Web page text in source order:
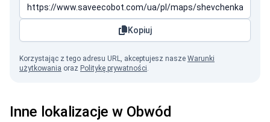
Kopiuj
Korzystając z tego adresu URL, akceptujesz nasze Warunki
użytkowania oraz Politykę prywatności.
Inne lokalizacje w Obwód